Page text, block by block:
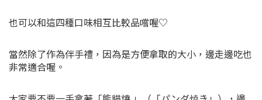
也可以和這四種口味相互比較品嚐喔♡
當然除了作為伴手禮，因為是方便拿取的大小，邊走邊吃也
非常適合喔。